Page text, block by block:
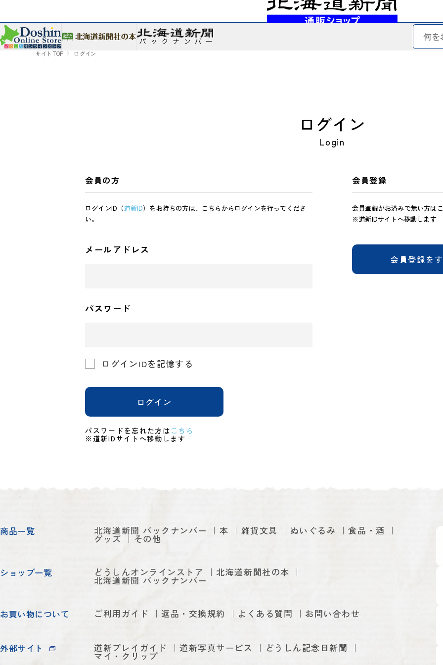
サイトTOP ログイン
ログイン
Login
会員の方
ログインID（道新ID）をお持ちの方は、こちらからログインを行ってくださ
い。
メールアドレス
パスワード
ログインIDを記憶する
ログイン
パスワードを忘れた方は こちら
※道新IDサイトへ移動します
会員登録
会員登録がお済みで無い方は
※道新IDサイトへ移動します
会員登録を
商品一覧 北海道新聞 バックナンバー 本 雑貨文具 ぬいぐるみ 食品・酒
グッズ その他
ショップ一覧 どうしんオンラインストア 北海道新聞社の本
北海道新聞 バックナンバー
お買い物について ご利用ガイド 返品・交換規約 よくある質問 お問い合わせ
外部サイト 道新プレイガイド 道新写真サービス どうしん記念日新聞
マイ・クリップ